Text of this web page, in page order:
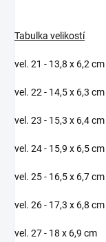
Tabulka velikostí
vel. 21 - 13,8 x 6,2 cm
vel. 22 - 14,5 x 6,3 cm
vel. 23 - 15,3 x 6,4 cm
vel. 24 - 15,9 x 6,5 cm
vel. 25 - 16,5 x 6,7 cm
vel. 26 - 17,3 x 6,8 cm
vel. 27 - 18 x 6,9 cm